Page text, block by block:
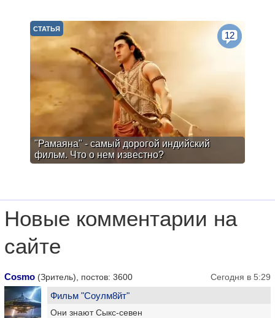
"Рамаяна" - самый дорогой индийский
фильм. Что о нем известно?
СТАТЬЯ
12
Новые комментарии на
сайте
Cosmo (Зритель), постов: 3600 Сегодня в 5:29
Фильм "Соулм8йт"
Они знают Сыкс-севен